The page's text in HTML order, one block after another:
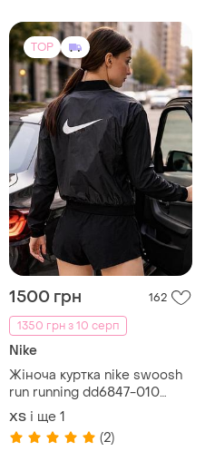
TOP
1500 грн
162
1350 грн з 10 серп
Nike
Жіноча куртка nike swoosh
run running dd6847-010
(original) женская куртка
ХS і ще 1
(2)